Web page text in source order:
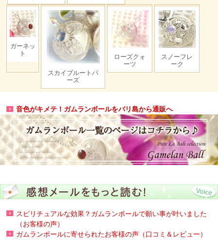
ガーネッ
ト
スカイブルートパ
ーズ
ローズクォ
ーツ
スノーフレ
ーク
音色がキメテ！ガムランボールをバリ島から通販へ
スピリチュアルな効果？ガムランボールで願い事が叶いました
（お客様の声）
ガムランボールに寄せられたお客様の声（口コミ＆レビュー）